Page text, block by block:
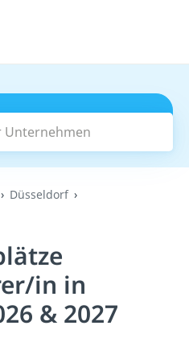
Suchen
Düsseldorf
in in
& 2027